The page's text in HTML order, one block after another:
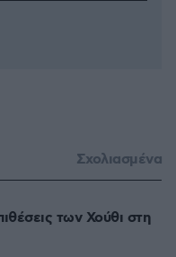
Σχολιασμένα
των Χούθι στη